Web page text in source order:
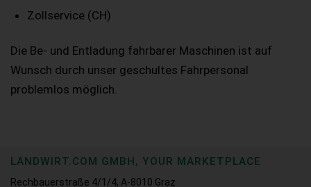
Zollservice (CH)
Die Be- und Entladung fahrbarer Maschinen ist auf
Wunsch durch unser geschultes Fahrpersonal
problemlos möglich.
LANDWIRT.COM GMBH, YOUR MARKETPLACE
Rechbauerstraße 4/1/4, A-8010 Graz